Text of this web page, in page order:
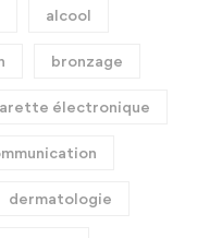
alcool
bronzage
électronique
dermatologie